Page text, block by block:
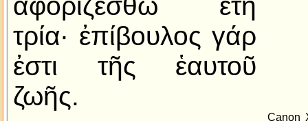
τρία· ἐπίβουλος γάρ
ἐστι τῆς ἑαυτοῦ
ζωῆς.
Canon